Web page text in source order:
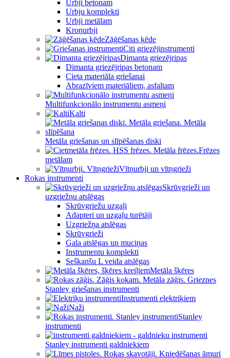
Urbji betonam
Urbju komplekti
Urbji metālam
Kroņurbji
Zāģēšanas ķēde
Citi griezējinstrumenti
Dimanta griezējripas
Dimanta griezējripas betonam
Cieta materiāla griešanai
Abrazīviem materiāliem, asfaltam
Multifunkcionālo instrumentu asmeņi
Kalti
Metāla griešanas un slīpēšanas diski
Frēzes
metālam
Vītņurbji un vītņgrieži
Rokas instrumenti
Skrūvgrieži un
uzgriežņu atslēgas
Skrūvgriežu uzgaļi
Adapteri un uzgaļu turētāji
Uzgriežņa atslēgas
Skrūvgrieži
Gala atslēgas un muciņas
Instrumentu komplekti
Seškanšu L veida atslēgas
Metāla šķēres
Stanley griešanas instrumenti
Instrumenti elektriķiem
Naži
Stanley
instrumenti
Stanley instrumenti galdniekiem